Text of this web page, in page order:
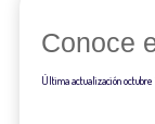
Conoce
Última actualizaciónoctubre